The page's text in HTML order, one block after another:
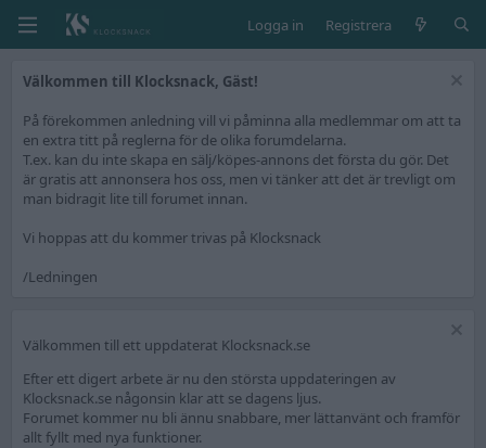
Logga in Registrera
Välkommen till Klocksnack, Gäst!
På förekommen anledning vill vi påminna alla medlemmar om att ta
en extra titt på reglerna för de olika forumdelarna.
T.ex. kan du inte skapa en sälj/köpes-annons det första du gör. Det
är gratis att annonsera hos oss, men vi tänker att det är trevligt om
man bidragit lite till forumet innan.
Vi hoppas att du kommer trivas på Klocksnack
/Ledningen
Välkommen till ett uppdaterat Klocksnack.se
Efter ett digert arbete är nu den största uppdateringen av
Klocksnack.se någonsin klar att se dagens ljus.
Forumet kommer nu bli ännu snabbare, mer lättanvänt och framför
allt fyllt med nya funktioner.